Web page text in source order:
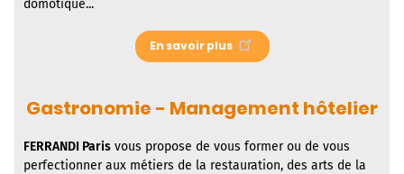
domotique...
En savoir plus
Gastronomie - Management hôtelier
FERRANDI Paris vous propose de vous former ou de vous
perfectionner aux métiers de la restauration, des arts de la